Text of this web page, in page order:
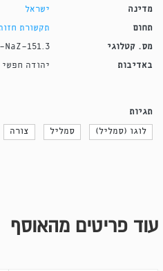
מדינה ישראל
תחום תקשורת
מס. קטלוגי NaZ-151.3
באדיבות יהודה חפשי
תגיות
לוגו (סמליל) סמליל צורה
עוד פריטים מהאוסף